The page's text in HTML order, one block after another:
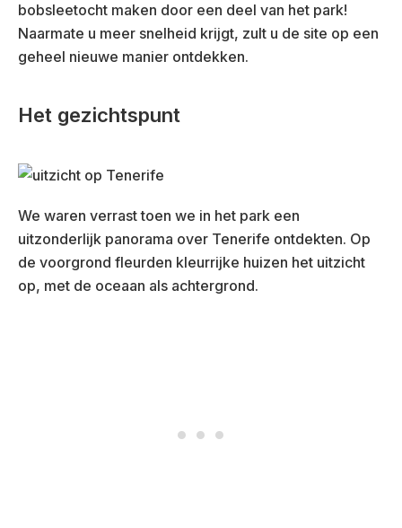
bobsleetocht maken door een deel van het park!
Naarmate u meer snelheid krijgt, zult u de site op een
geheel nieuwe manier ontdekken.
Het gezichtspunt
We waren verrast toen we in het park een
uitzonderlijk panorama over Tenerife ontdekten. Op
de voorgrond fleurden kleurrijke huizen het uitzicht
op, met de oceaan als achtergrond.